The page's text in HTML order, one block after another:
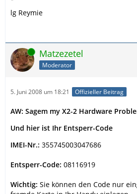
lg Reymie
Online Matzezetel
Moderator
5. Juni 2008 um 18:21 Offizieller Beitrag
AW: Sagem my X2-2 Hardware
Und hier ist Ihr Entsperr-Code
IMEI-Nr.: 355745003047686
Entsperr-Code: 08116919
Wichtig: Sie können den Code nur